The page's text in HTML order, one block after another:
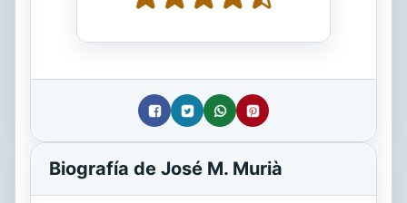
Biografía de José M. Murià